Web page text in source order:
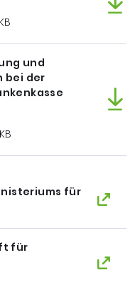
und
bei der
für
für